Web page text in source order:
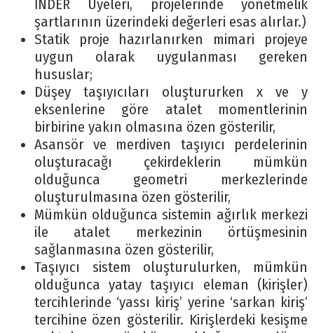
İNDER Üyeleri, projelerinde yönetmelik
şartlarının üzerindeki değerleri esas alırlar.)
Statik proje hazırlanırken mimari projeye
uygun olarak uygulanması gereken
hususlar;
Düşey taşıyıcıları oluştururken x ve y
eksenlerine göre atalet momentlerinin
birbirine yakın olmasına özen gösterilir,
Asansör ve merdiven taşıyıcı perdelerinin
oluşturacağı çekirdeklerin mümkün
olduğunca geometri merkezlerinde
oluşturulmasına özen gösterilir,
Mümkün olduğunca sistemin ağırlık merkezi
ile atalet merkezinin örtüşmesinin
sağlanmasına özen gösterilir,
Taşıyıcı sistem oluşturulurken, mümkün
olduğunca yatay taşıyıcı eleman (kirişler)
tercihlerinde ‘yassı kiriş’ yerine ‘sarkan kiriş’
tercihine özen gösterilir. Kirişlerdeki kesişme